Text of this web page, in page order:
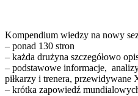
Kompendium wiedzy na nowy
– ponad 130 stron
– każda drużyna szczegółowo
– podstawowe informacje,
piłkarzy i trenera, przewidywane
– krótka zapowiedź